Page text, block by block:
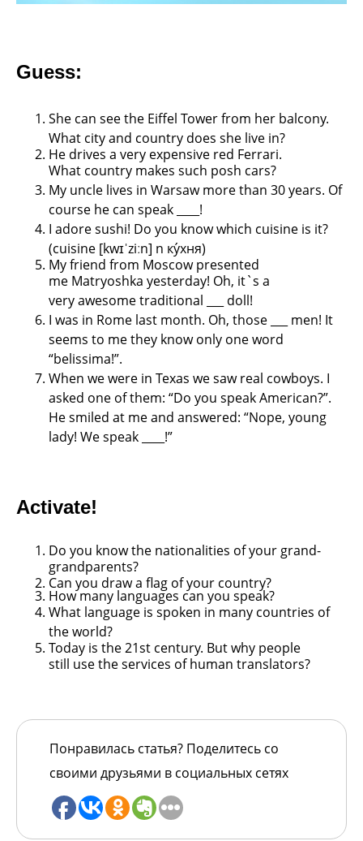
Guess:
She can see the Eiffel Tower from her balcony.
What city and country does she live in?
He drives a very expensive red Ferrari.
What country makes such posh cars?
My uncle lives in Warsaw more than 30years. Of
course he can speak ____!
I adore sushi! Do you know which cuisine is it?
(cuisine [kwɪˈziːn] n ку́хня)
My friend from Moscow presented
me Matryoshka yesterday! Oh, it`s a
veryawesome traditional ___ doll!
I was in Rome last month. Oh, those ___ men! It
seems to me they know only oneword
“belissima!”.
When we were in Texas we saw real cowboys. I
asked one of them: “Do you speak American?”.
He smiled at me and answered: “Nope, young
lady! We speak
____!”
Activate!
Do you know the nationalities of your grand-
grandparents?
Can you draw a flag of your country?
How many languages can you speak?
What language is spoken in many countries of
the world?
Today is the 21st century. But why people
still use the services of human translators?
Понравилась статья? Поделитесь со
своими друзьями в социальных сетях